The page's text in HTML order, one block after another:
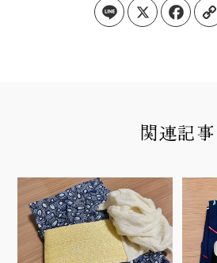
Line X Facebook Copy Link
関連記事